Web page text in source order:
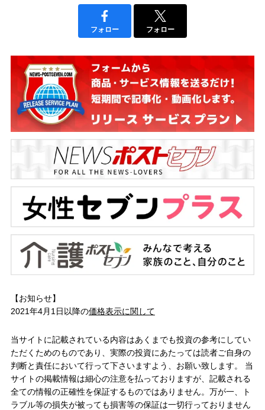
フォロー フォロー
【お知らせ】
2021年4月1日以降の価格表示に関して
当サイトに記載されている内容はあくまでも投資の参考にしてい
ただくためのものであり、実際の投資にあたっては読者ご自身の
判断と責任において行って下さいますよう、お願い致します。 当
サイトの掲載情報は細心の注意を払っておりますが、記載される
全ての情報の正確性を保証するものではありません。万が一、ト
ラブル等の損失が被っても損害等の保証は一切行っておりません